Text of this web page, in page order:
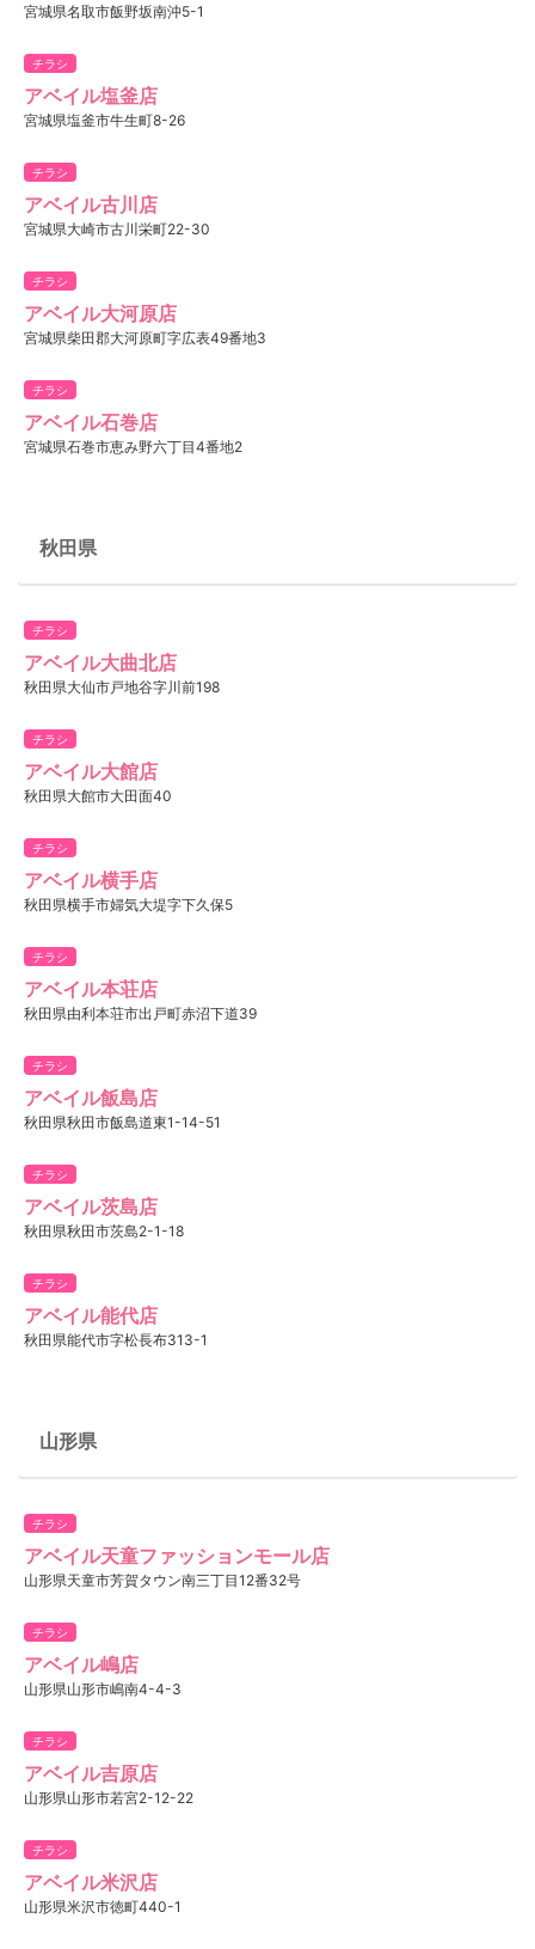
宮城県名取市飯野坂南沖5-1
チラシ
アベイル塩釜店
宮城県塩釜市牛生町8-26
チラシ
アベイル古川店
宮城県大崎市古川栄町22-30
チラシ
アベイル大河原店
宮城県柴田郡大河原町字広表49番地3
チラシ
アベイル石巻店
宮城県石巻市恵み野六丁目4番地2
秋田県
チラシ
アベイル大曲北店
秋田県大仙市戸地谷字川前198
チラシ
アベイル大館店
秋田県大館市大田面40
チラシ
アベイル横手店
秋田県横手市婦気大堤字下久保5
チラシ
アベイル本荘店
秋田県由利本荘市出戸町赤沼下道39
チラシ
アベイル飯島店
秋田県秋田市飯島道東1-14-51
チラシ
アベイル茨島店
秋田県秋田市茨島2-1-18
チラシ
アベイル能代店
秋田県能代市字松長布313-1
山形県
チラシ
アベイル天童ファッションモール店
山形県天童市芳賀タウン南三丁目12番32号
チラシ
アベイル嶋店
山形県山形市嶋南4-4-3
チラシ
アベイル吉原店
山形県山形市若宮2-12-22
チラシ
アベイル米沢店
山形県米沢市徳町440-1